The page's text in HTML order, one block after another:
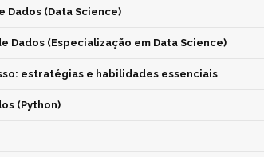
Dados (Data Science)
Dados (Especialização em Data Science)
estratégias e habilidades essenciais
(Python)